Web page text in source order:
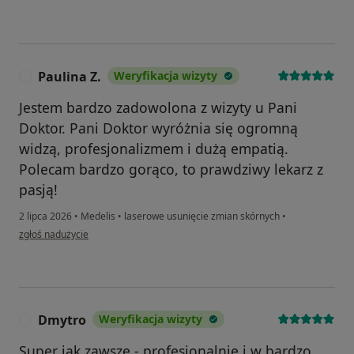
Paulina Z. Weryfikacja wizyty
Jestem bardzo zadowolona z wizyty u Pani
Doktor. Pani Doktor wyróżnia się ogromną
widzą, profesjonalizmem i dużą empatią.
Polecam bardzo gorąco, to prawdziwy lekarz z
pasją!
2 lipca 2026 • Medelis • laserowe usunięcie zmian skórnych •
w opinii użytkownika Paulina Z.
zgłoś nadużycie
Dmytro Weryfikacja wizyty